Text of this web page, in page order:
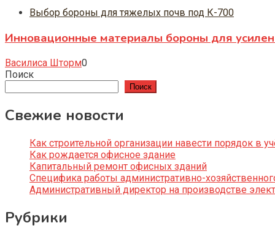
Выбор бороны для тяжелых почв под К-700
Инновационные материалы бороны для
Василиса Шторм0
Поиск
Поиск
Свежие новости
Как строительной организации навести порядок в
Как рождается офисное здание
Капитальный ремонт офисных зданий
Специфика работы административно-
Административный директор на производстве
Рубрики